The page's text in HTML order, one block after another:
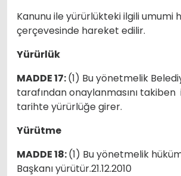
Kanunu ile yürürlükteki ilgili umumi
çerçevesinde hareket edilir.
Yürürlük
MADDE 17:(1) Bu yönetmelik
tarafından onaylanmasını takiben
tarihte yürürlüğe girer.
Yürütme
MADDE 18:(1) Bu yönetmelik
Başkanı yürütür.21.12.2010